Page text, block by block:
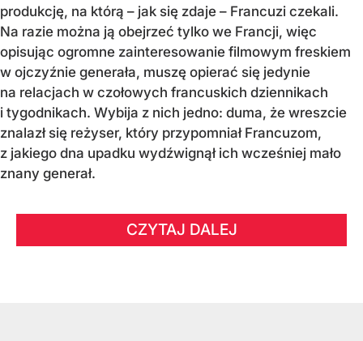
produkcję, na którą – jak się zdaje – Francuzi czekali.
Na razie można ją obejrzeć tylko we Francji, więc
opisując ogromne zainteresowanie filmowym freskiem
w ojczyźnie generała, muszę opierać się jedynie
na relacjach w czołowych francuskich dziennikach
i tygodnikach. Wybija z nich jedno: duma, że wreszcie
znalazł się reżyser, który przypomniał Francuzom,
z jakiego dna upadku wydźwignął ich wcześniej mało
znany generał.
CZYTAJ DALEJ